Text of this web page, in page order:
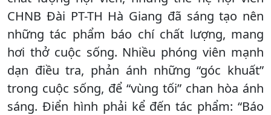
CHNB Đài PT-TH Hà Giang đã sáng tạo nên
những tác phẩm báo chí chất lượng, mang
hơi thở cuộc sống. Nhiều phóng viên mạnh
dạn điều tra, phản ánh những “góc khuất”
trong cuộc sống, để “vùng tối” chan hòa ánh
sáng. Điển hình phải kể đến tác phẩm: “Báo